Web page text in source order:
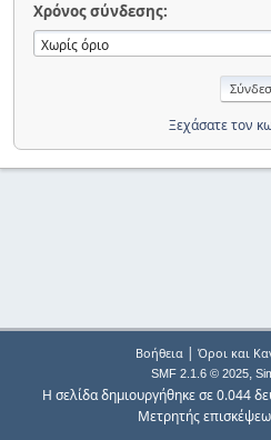
Χρόνος σύνδεσης:
Ξεχάσατε τον
Βοήθεια| Όροι και
SMF 2.1.6 © 2025,
Η σελίδα δημιουργήθηκε σε 0.044
Μετρητής